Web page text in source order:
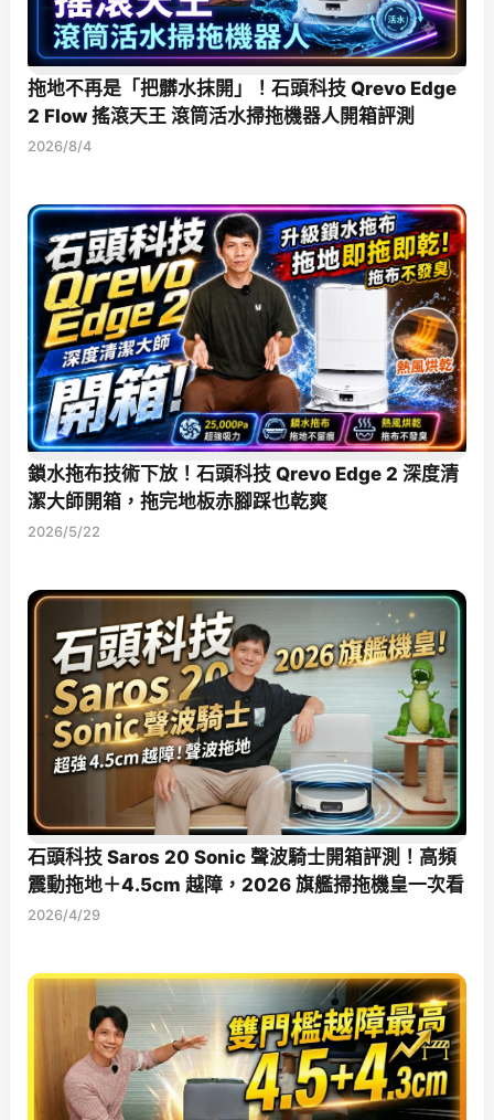
拖地不再是「把髒水抹開」！石頭科技 Qrevo Edge
2 Flow 搖滾天王 滾筒活水掃拖機器人開箱評測
2026/8/4
鎖水拖布技術下放！石頭科技 Qrevo Edge 2 深度清
潔大師開箱，拖完地板赤腳踩也乾爽
2026/5/22
石頭科技 Saros 20 Sonic 聲波騎士開箱評測！高頻
震動拖地＋4.5cm 越障，2026 旗艦掃拖機皇一次看
2026/4/29